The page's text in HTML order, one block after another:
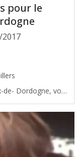
pour le
Dordogne, vous
soutien, en
Permanente du